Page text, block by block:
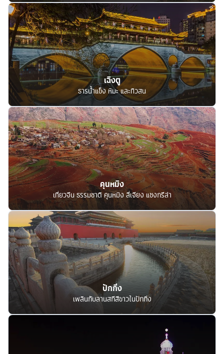
เฉิงตู
ธารน้ำแข็ง หิมะ และทิวสน
คุนหมิง
เที่ยวจีน ธรรมชาติ คุนหมิง ลี่เจียง แชงกรีล่า
ปักกิ่ง
เพลินกับลานสกีสีขาวในปักกิ่ง